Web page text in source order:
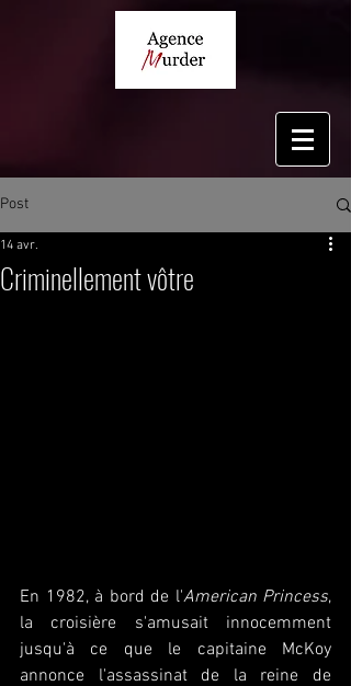
Post
Criminellement vôtre
14 avr.
En 1982, à bord de l'American Princess,
la croisière s'amusait innocemment
jusqu'à ce que le capitaine McKoy
annonce l'assassinat de la reine de